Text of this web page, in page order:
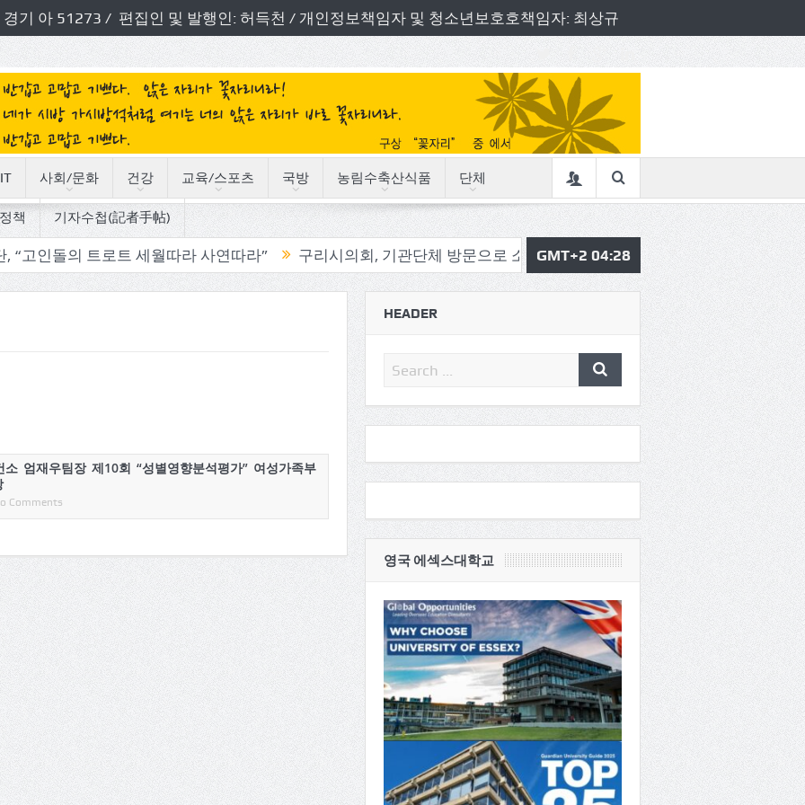
기 아 51273 / 편집인 및 발행인: 허득천 / 개인정보책임자 및 청소년보호호책임자: 최상규
사회/문화 건강 교육/스포츠 국방 농림수축산식품 단체
책 기자수첩(記者手帖)
트로트 세월따라 사연따라” 구리시의회, 기관단체 방문으로 소통의정 시작 삼육중 4-H 환경동아리, 구리시청
GMT+2 04:28
소 엄재우팀장 제10회 “성별영향분석평가” 여성가족부
Comments
HEADER
영국 에섹스대학교